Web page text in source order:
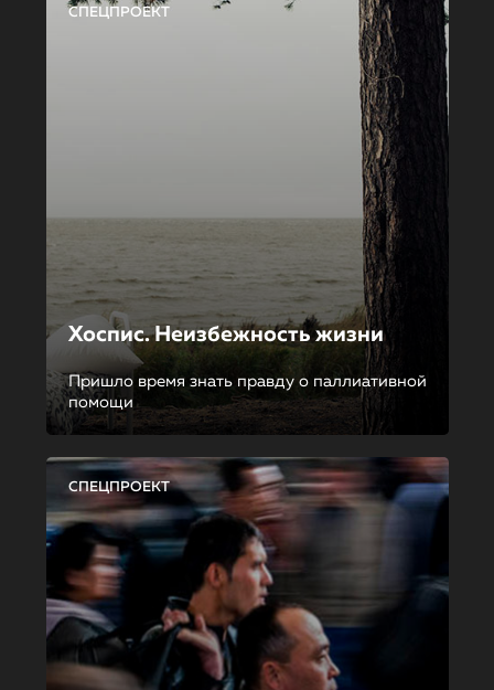
СПЕЦПРОЕКТ
Хоспис. Неизбежность жизни
Пришло время знать правду о паллиативной
помощи
СПЕЦПРОЕКТ